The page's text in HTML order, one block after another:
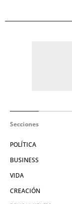
Secciones
POLÍTICA
BUSINESS
VIDA